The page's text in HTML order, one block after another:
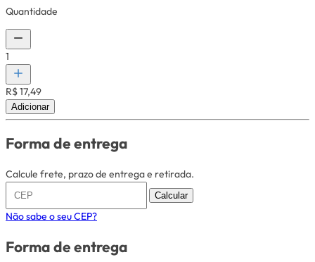
Quantidade
1
R$ 17,49
Adicionar
Forma de entrega
Calcule frete, prazo de entrega e retirada.
Calcular
Não sabe o seu CEP?
Forma de entrega